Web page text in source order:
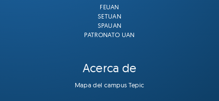
FEUAN
SETUAN
SPAUAN
PATRONATO UAN
Acerca de
Mapa del campus Tepic